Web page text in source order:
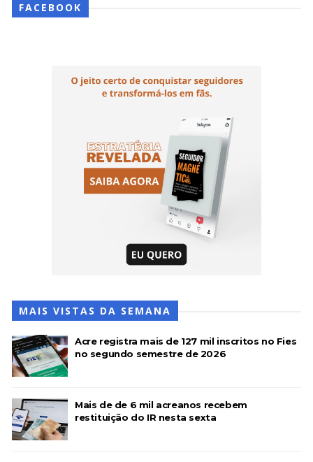
FACEBOOK
MAIS VISTAS DA SEMANA
Acre registra mais de 127 mil inscritos no Fies
no segundo semestre de 2026
Mais de de 6 mil acreanos recebem
restituição do IR nesta sexta